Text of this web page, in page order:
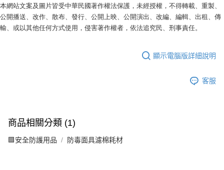
付款後7-11取貨
每筆NT$60
本網站文案及圖片皆受中華民國著作權法保護，未經授權，不得轉載、重製、
公開播送、改作、散布、發行、公開上映、公開演出、改編、編輯、出租、傳
輸、或以其他任何方式使用，侵害著作權者，依法追究民、刑事責任。
顯示電腦版詳細說明
客服
商品相關分類 (1)
🟩安全防護用品 防毒面具濾棉耗材